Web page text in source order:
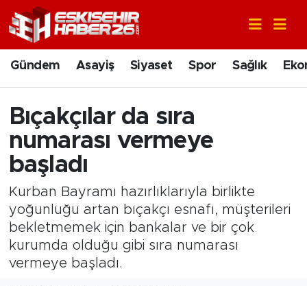
Gündem Asayiş Siyaset Spor Sağlık
Bıçakçılar da sıra
numarası vermeye
başladı
Kurban Bayramı hazırlıklarıyla birlikte
yoğunluğu artan bıçakçı esnafı, müşterileri
bekletmemek için bankalar ve bir çok
kurumda olduğu gibi sıra numarası
vermeye başladı.
Gündem
Asayiş
Siyaset
Spor
Sağlık
Ekonomi
Eğitim
Nöbetçi Eczaneler
Hava Durumu
Trafik Durumu
Süper Lig Puan Durumu ve Fikstür
Tüm Manşetler
Son Dakika Haberleri
Haber Arşivi